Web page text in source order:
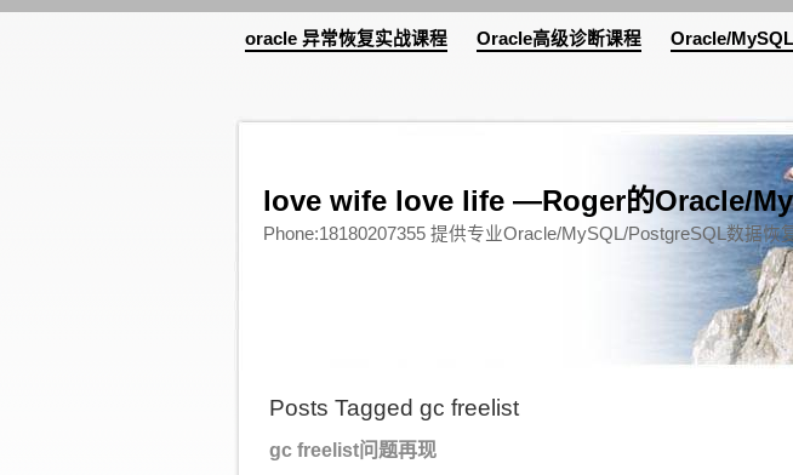
oracle 异常恢复实战课程 Oracle高级诊断课程 Oracle/
love wife love life —Roger的Oracle/
Phone:18180207355 提供专业Oracle/MySQL/PostgreSQL数据
Posts Tagged gc freelist
gc freelist问题再现